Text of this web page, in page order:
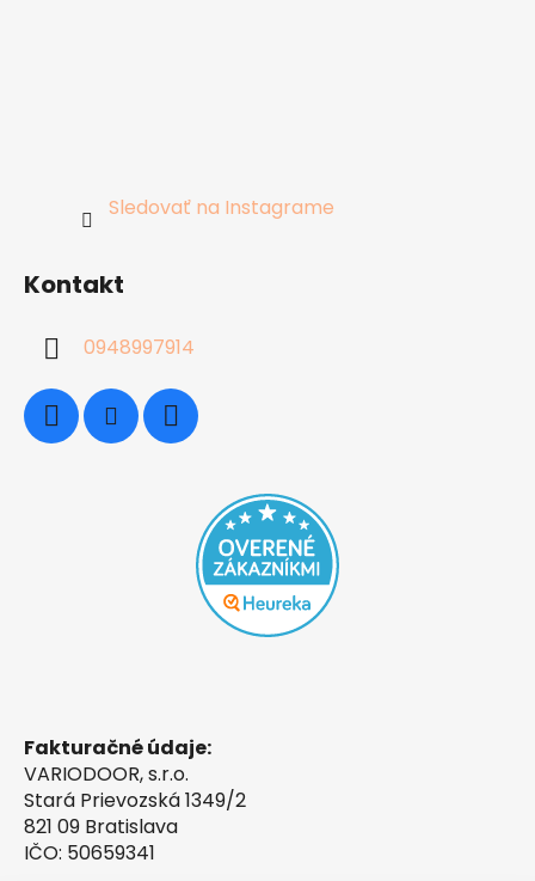
Sledovať na Instagrame
Kontakt
0948997914
Fakturačné údaje:
VARIODOOR, s.r.o.
Stará Prievozská 1349/2
821 09 Bratislava
IČO: 50659341